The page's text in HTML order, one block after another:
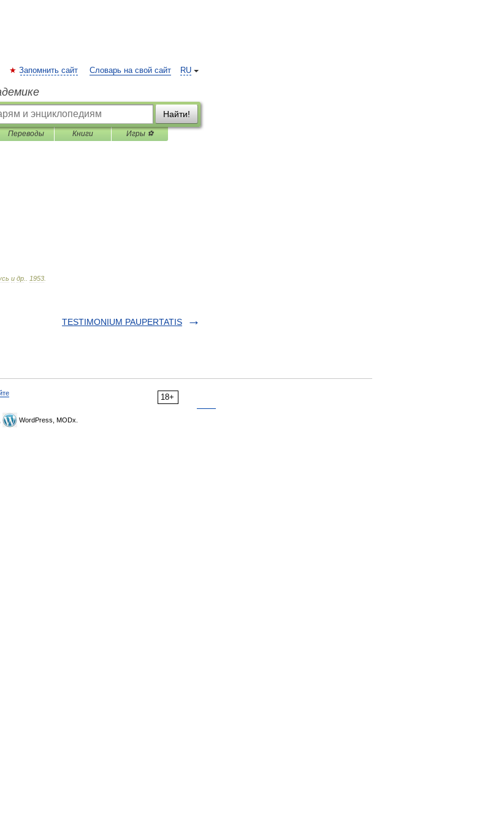
RU
Запомнить сайт Словарь на свой сайт
Найти!
Переводы Книги Игры ⚽
и др 1953
TESTIMONIUM PAUPERTATIS
18+
WordPress, MODx.